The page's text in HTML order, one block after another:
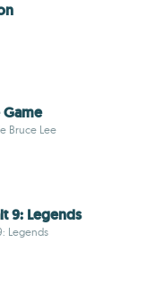
Game
Bruce Lee
9: Legends
Legends